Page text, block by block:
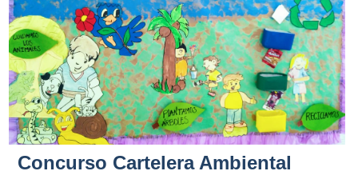
Concurso Cartelera Ambiental